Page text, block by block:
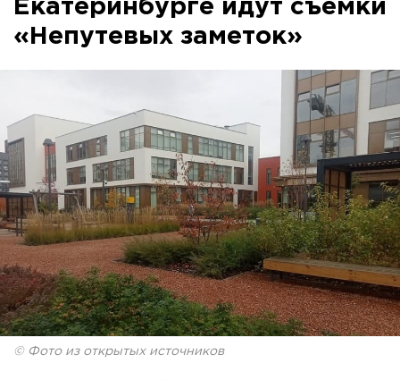
Екатеринбурге идут съемки
«Непутевых заметок»
© Фото из открытых источников